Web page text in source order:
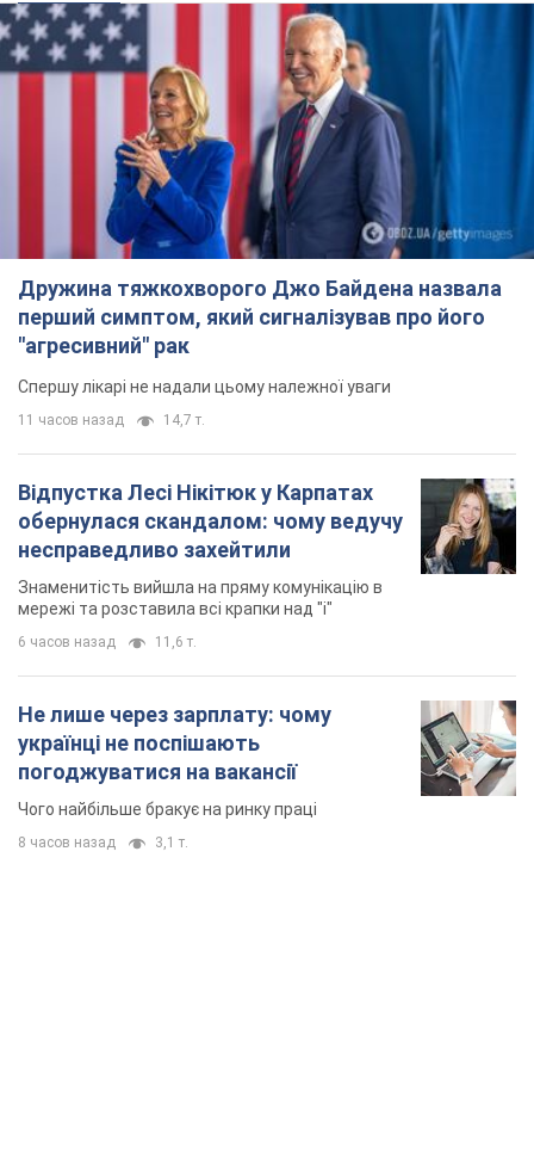
Дружина тяжкохворого Джо Байдена назвала
перший симптом, який сигналізував про його
"агресивний" рак
Спершу лікарі не надали цьому належної уваги
11 часов назад 14,7 т.
Відпустка Лесі Нікітюк у Карпатах
обернулася скандалом: чому ведучу
несправедливо захейтили
Знаменитість вийшла на пряму комунікацію в
мережі та розставила всі крапки над "і"
6 часов назад 11,6 т.
Не лише через зарплату: чому
українці не поспішають
погоджуватися на вакансії
Чого найбільше бракує на ринку праці
8 часов назад 3,1 т.